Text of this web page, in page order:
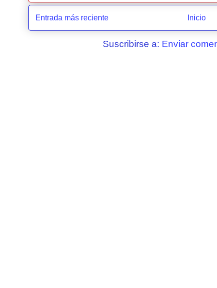
Entrada más reciente Inicio
Suscribirse a: Enviar